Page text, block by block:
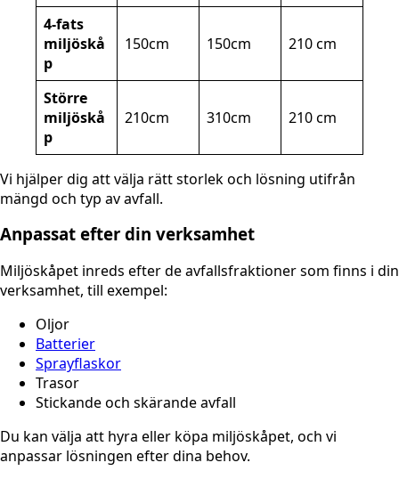
4-fats
miljöskå
p
150cm 150cm 210 cm
Större
miljöskå
p
210cm 310cm 210 cm
Vi hjälper dig att välja rätt storlek och lösning utifrån
mängd och typ av avfall.
Anpassat efter din verksamhet
Miljöskåpet inreds efter de avfallsfraktioner som finns i din
verksamhet, till exempel:
Oljor
Batterier
Sprayflaskor
Trasor
Stickande och skärande avfall
Du kan välja att hyra eller köpa miljöskåpet, och vi
anpassar lösningen efter dina behov.